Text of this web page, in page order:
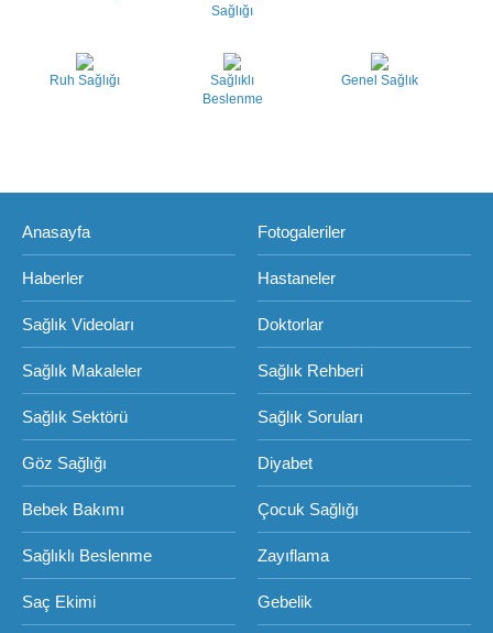
Sağlığı
Ruh Sağlığı
Sağlıklı
Beslenme
Genel Sağlık
Anasayfa Fotogaleriler
Haberler Hastaneler
Sağlık Videoları Doktorlar
Sağlık Makaleler Sağlık Rehberi
Sağlık Sektörü Sağlık Soruları
Göz Sağlığı Diyabet
Bebek Bakımı Çocuk Sağlığı
Sağlıklı Beslenme Zayıflama
Saç Ekimi Gebelik